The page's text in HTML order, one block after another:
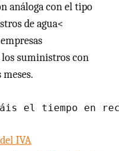
análoga con el tipo
de agua<
suministros con
IVA